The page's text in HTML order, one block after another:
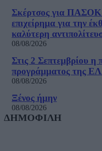
Σκέρτσος για
επιχείρημα για την
καλύτερη
08/08/2026
Στις 2 Σεπτεμβρίου η
προγράμματος της
08/08/2026
Ξένος ήμην
08/08/2026
ΔΗΜΟΦΙΛΗ